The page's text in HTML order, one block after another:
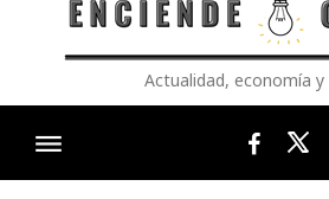
Actualidad, economía y
Facebook